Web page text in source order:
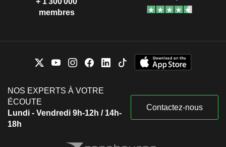
membres
NOS EXPERTS À VOTRE
ÉCOUTE
Lundi - Vendredi 9h-12h / 14h-
18h
Contactez-nous